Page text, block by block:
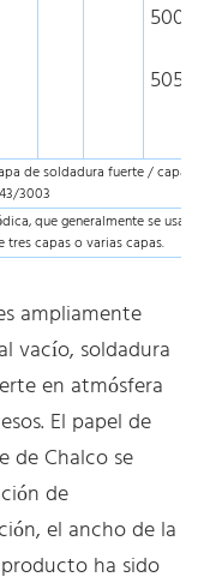
500.0
505.0
de soldadura fuerte / capa de
3003
que generalmente se usa
capas o varias capas.
ampliamente
vacío, soldadura
en atmósfera
El papel de
de Chalco se
de
el ancho de la
ha sido